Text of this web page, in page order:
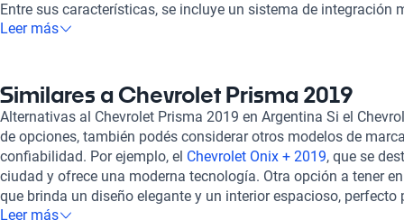
Entre sus características, se incluye un sistema de integración
Carplay y Android Auto, lo que permite mantener la
seguridad de todos sus pasajeros. Con un rendimiento óptimo
combustible, el Chevrolet Prisma 2019 se presenta como una
segmento, compitiendo con modelos como el
Chevrolet Cruze
Al elegir comprar un Chevrolet Prisma 2019 a través de Kavak,
que todos nuestros vehículos pasan por una inspección
estado mecánico y estético. Además, ofrecemos opciones de
de garantía que se ajustan a tus necesidades. La experiencia
Leer más
Similares a Chevrolet Prisma 2019
Alternativas al Chevrolet Prisma 2019 en Argentina Si el
de opciones, también podés considerar otros modelos de
confiabilidad. Por ejemplo, el Chevrolet Onix + 2019, que se
ciudad y ofrece una moderna tecnología. Otra opción a tener
que brinda un diseño elegante y un interior espacioso, perfecto
comodidad. No hay que olvidar el
Leer más